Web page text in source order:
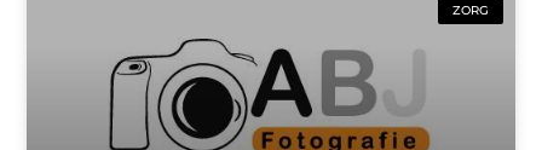
ZORG